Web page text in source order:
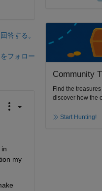
答する。
フォロー
my
Community
Find the
discover how the
Start Hunting!